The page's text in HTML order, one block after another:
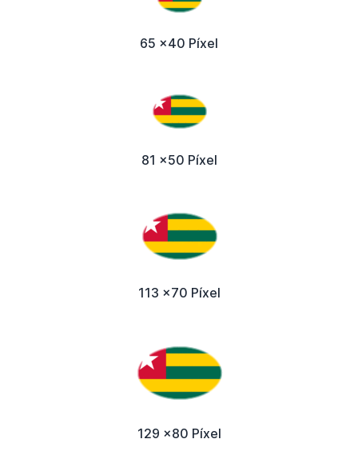
65 x40 Píxel
81 x50 Píxel
113 x70 Píxel
129 x80 Píxel